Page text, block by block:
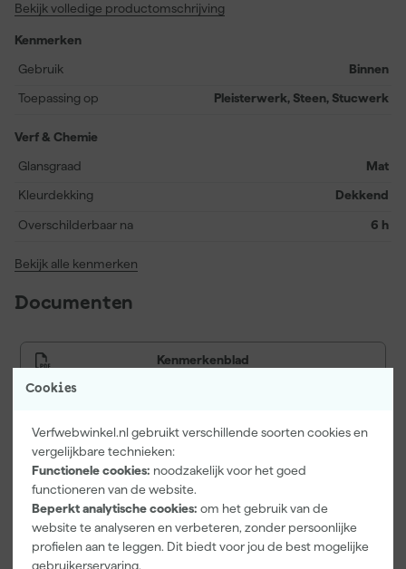
Cookies
Verfwebwinkel.nl gebruikt verschillende soorten cookies en
vergelijkbare technieken:
Functionele cookies: noodzakelijk voor het goed
functioneren van de website.
Beperkt analytische cookies: om het gebruik van de
website te analyseren en verbeteren, zonder persoonlijke
profielen aan te leggen. Dit biedt voor jou de best mogelijke
gebruikerservaring.
niet mogelijk. Ideaal voor renovatieprojecten of afwerking van
verf is geschikt voor uiteenlopende ondergronden zoals
pleisterwerk, beton, metselwerk en glasweefsel en biedt
Door de schrobvastheid (klasse 1) en weerstand tegen opglanzen
matte uitstraling aantast. Daarbij werkt de licht isolerende
formule ook tegen doorslag van lichte verontreinigingen.
van het Sikkens Ecosure-assortiment voldoet deze verf aan de
hoogste milieunormen, zonder in te leveren op prestaties. Een
Bekijk volledige productomschrijving
Kenmerken
Gebruik
Binnen
Toepassing op Pleisterwerk, Steen, Stucwerk
Verf & Chemie
Glansgraad
Mat
Kleurdekking Dekkend
Overschilderbaar na 6 h
Bekijk alle kenmerken
Documenten
Kenmerkenblad
Vaak gekocht met